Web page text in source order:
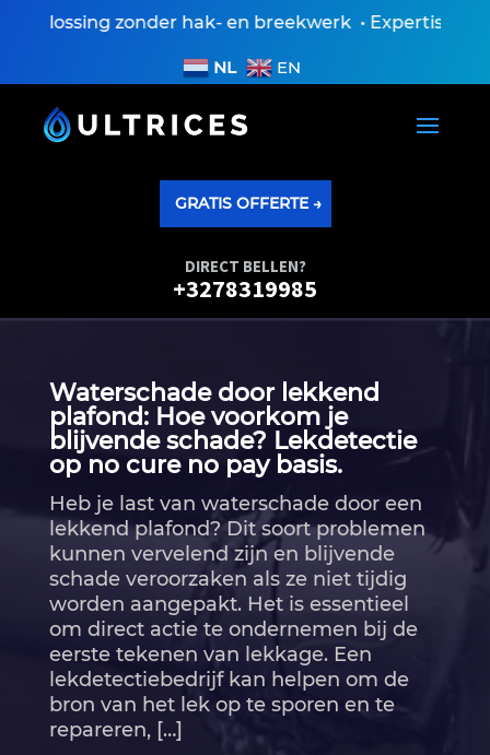
zonder hak- en breekwerk •
NL EN
GRATIS OFFERTE →
DIRECT BELLEN?
+3278319985
Waterschade door lekkend
plafond: Hoe voorkom je
blijvende schade? Lekdetectie
op no cure no pay basis.
Heb je last van waterschade door een
lekkend plafond? Dit soort problemen
kunnen vervelend zijn en blijvende
schade veroorzaken als ze niet tijdig
worden aangepakt.​ Het is essentieel
om direct actie te ondernemen bij de
eerste tekenen van lekkage.​ Een
lekdetectiebedrijf kan helpen om de
bron van het lek op te sporen en te
repareren, […]